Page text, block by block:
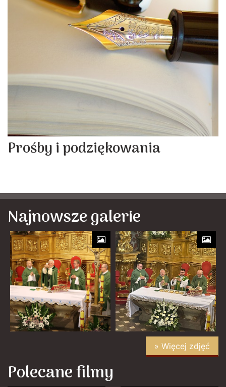
Prośby i podziękowania
Najnowsze galerie
» Więcej zdjęć
Polecane filmy